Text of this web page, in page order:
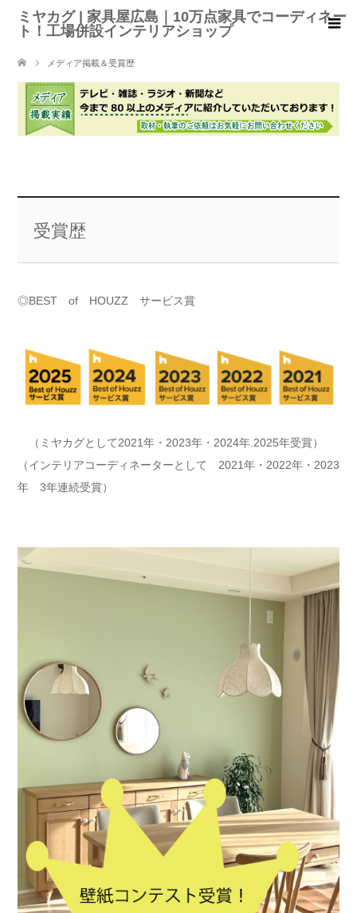
ミヤカグ | 家具屋広島｜10万点家具でコーディネー
ト！工場併設インテリアショップ
メディア掲載＆受賞歴
受賞歴
◎BEST of HOUZZ サービス賞
（ミヤカグとして2021年・2023年・2024年.2025年受賞）
（インテリアコーディネーターとして 2021年・2022年・2023
年 3年連続受賞）